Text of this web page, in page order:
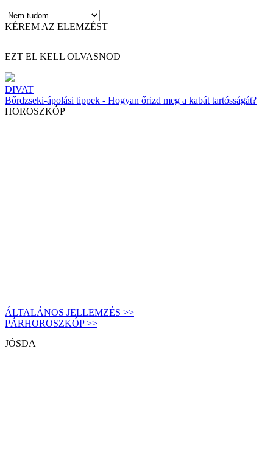
KÉREM AZ ELEMZÉST
EZT EL KELL OLVASNOD
DIVAT
Bőrdzseki-ápolási tippek - Hogyan őrizd meg a kabát tartósságát?
HOROSZKÓP
ÁLTALÁNOS JELLEMZÉS >>
PÁRHOROSZKÓP >>
JÓSDA